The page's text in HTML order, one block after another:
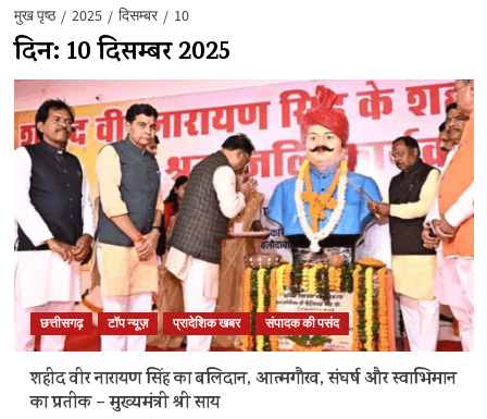
मुख पृष्ठ 2025 दिसम्बर 10
दिन: 10 दिसम्बर 2025
छत्तीसगढ़ टॉप न्यूज़ प्रादेशिक खबर संपादक की पसंद
शहीद वीर नारायण सिंह का बलिदान, आत्मगौरव, संघर्ष और स्वाभिमान
का प्रतीक – मुख्यमंत्री श्री साय